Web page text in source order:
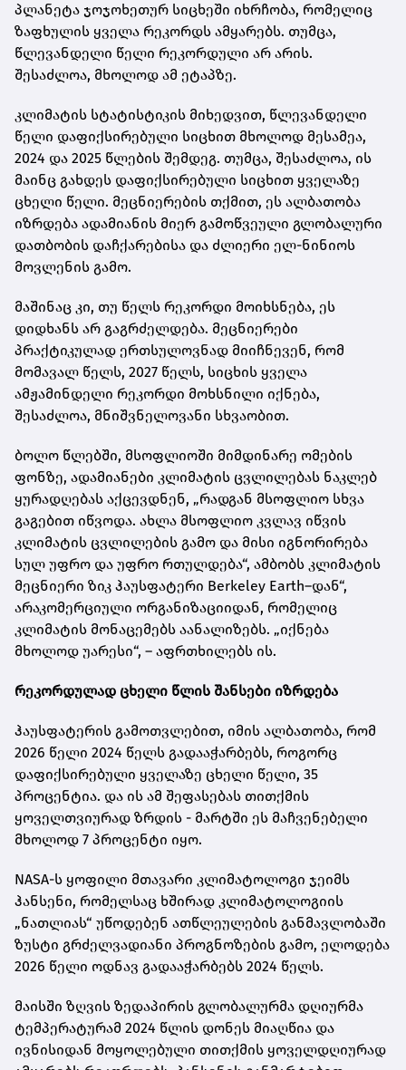
პლანეტა ჯოჯოხეთურ სიცხეში იხრჩობა, რომელიც
ზაფხულის ყველა რეკორდს ამყარებს. თუმცა,
წლევანდელი წელი რეკორდული არ არის.
შესაძლოა, მხოლოდ ამ ეტაპზე.
კლიმატის სტატისტიკის მიხედვით, წლევანდელი
წელი დაფიქსირებული სიცხით მხოლოდ მესამეა,
2024 და 2025 წლების შემდეგ. თუმცა, შესაძლოა, ის
მაინც გახდეს დაფიქსირებული სიცხით ყველაზე
ცხელი წელი. მეცნიერების თქმით, ეს ალბათობა
იზრდება ადამიანის მიერ გამოწვეული გლობალური
დათბობის დაჩქარებისა და ძლიერი ელ-ნინიოს
მოვლენის გამო.
მაშინაც კი, თუ წელს რეკორდი მოიხსნება, ეს
დიდხანს არ გაგრძელდება. მეცნიერები
პრაქტიკულად ერთსულოვნად მიიჩნევენ, რომ
მომავალ წელს, 2027 წელს, სიცხის ყველა
ამჟამინდელი რეკორდი მოხსნილი იქნება,
შესაძლოა, მნიშვნელოვანი სხვაობით.
ბოლო წლებში, მსოფლიოში მიმდინარე ომების
ფონზე, ადამიანები კლიმატის ცვლილებას ნაკლებ
ყურადღებას აქცევდნენ, „რადგან მსოფლიო სხვა
გაგებით იწვოდა. ახლა მსოფლიო კვლავ იწვის
კლიმატის ცვლილების გამო და მისი იგნორირება
სულ უფრო და უფრო რთულდება“, ამბობს კლიმატის
მეცნიერი ზიკ ჰაუსფატერი Berkeley Earth–დან“,
არაკომერციული ორგანიზაციიდან, რომელიც
კლიმატის მონაცემებს აანალიზებს. „იქნება
მხოლოდ უარესი“, – აფრთხილებს ის.
რეკორდულად ცხელი წლის შანსები იზრდება
ჰაუსფატერის გამოთვლებით, იმის ალბათობა, რომ
2026 წელი 2024 წელს გადააჭარბებს, როგორც
დაფიქსირებული ყველაზე ცხელი წელი, 35
პროცენტია. და ის ამ შეფასებას თითქმის
ყოველთვიურად ზრდის - მარტში ეს მაჩვენებელი
მხოლოდ 7 პროცენტი იყო.
NASA-ს ყოფილი მთავარი კლიმატოლოგი ჯეიმს
ჰანსენი, რომელსაც ხშირად კლიმატოლოგიის
„ნათლიას“ უწოდებენ ათწლეულების განმავლობაში
ზუსტი გრძელვადიანი პროგნოზების გამო, ელოდება
2026 წელი ოდნავ გადააჭარბებს 2024 წელს.
მაისში ზღვის ზედაპირის გლობალურმა დღიურმა
ტემპერატურამ 2024 წლის დონეს მიაღწია და
ივნისიდან მოყოლებული თითქმის ყოველდღიურად